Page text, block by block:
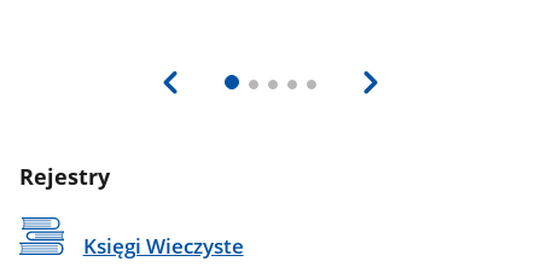
Rejestry
Księgi Wieczyste